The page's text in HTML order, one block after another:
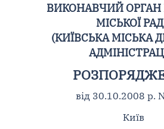
ВИКОНАВЧИЙ ОРГАН
МІСЬКОЇ
(КИЇВСЬКА МІСЬКА
від 30.10.2008 р.
Київ